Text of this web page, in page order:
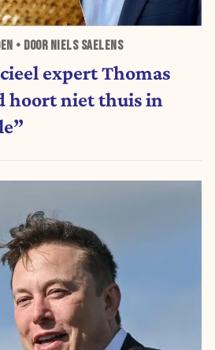
• DOOR NIELS SAELENS
expert Thomas
hoort niet thuis in